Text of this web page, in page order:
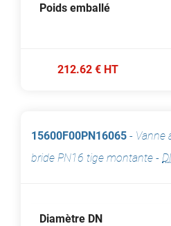
Poids emballé
212.62 € HT
15600F00PN16065 - Vanne
bride PN16 tige montante -
Diamètre DN